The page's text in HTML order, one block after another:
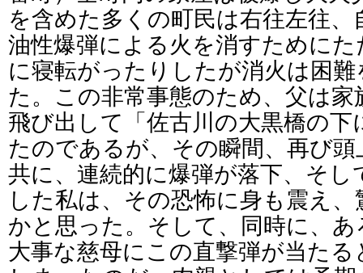
を含めた多くの町民は右往左往
油性爆弾による火を消すために
に寝転がったりしたが消火は困
た。この非常事態のため、父は
飛び出して「佐古川の大黒橋の
たのであるが、その瞬間、再び
共に、連続的に爆弾が落下、そ
した私は、その恐怖に身も震え
かと思った。そして、同時に、
大事な慈母にこの直撃弾が当た